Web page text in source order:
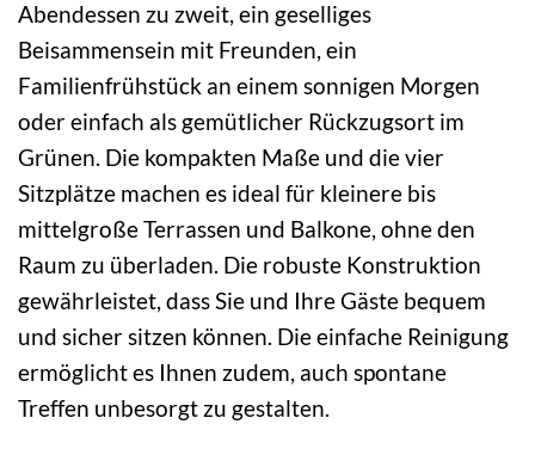
Abendessen zu zweit, ein geselliges
Beisammensein mit Freunden, ein
Familienfrühstück an einem sonnigen Morgen
oder einfach als gemütlicher Rückzugsort im
Grünen. Die kompakten Maße und die vier
Sitzplätze machen es ideal für kleinere bis
mittelgroße Terrassen und Balkone, ohne den
Raum zu überladen. Die robuste Konstruktion
gewährleistet, dass Sie und Ihre Gäste bequem
und sicher sitzen können. Die einfache Reinigung
ermöglicht es Ihnen zudem, auch spontane
Treffen unbesorgt zu gestalten.